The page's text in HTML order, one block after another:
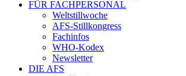
FÜR FACHPERSONAL
Weltstillwoche
AFS-Stillkongress
Fachinfos
WHO-Kodex
Newsletter
DIE AFS